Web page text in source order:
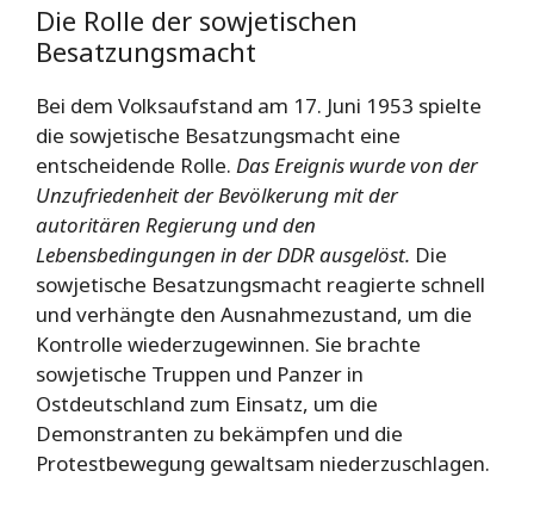
Die Rolle der sowjetischen
Besatzungsmacht
Bei dem Volksaufstand am 17. Juni 1953 spielte
die sowjetische Besatzungsmacht eine
entscheidende Rolle. Das Ereignis wurde von der
Unzufriedenheit der Bevölkerung mit der
autoritären Regierung und den
Lebensbedingungen in der DDR ausgelöst. Die
sowjetische Besatzungsmacht reagierte schnell
und verhängte den Ausnahmezustand, um die
Kontrolle wiederzugewinnen. Sie brachte
sowjetische Truppen und Panzer in
Ostdeutschland zum Einsatz, um die
Demonstranten zu bekämpfen und die
Protestbewegung gewaltsam niederzuschlagen.